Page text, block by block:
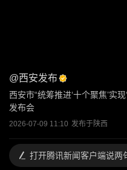
@西安发布
西安市“统筹推进‘十个聚焦’实
发布会
2026-07-09 11:10 发布于陕西
打开腾讯新闻客户端说两